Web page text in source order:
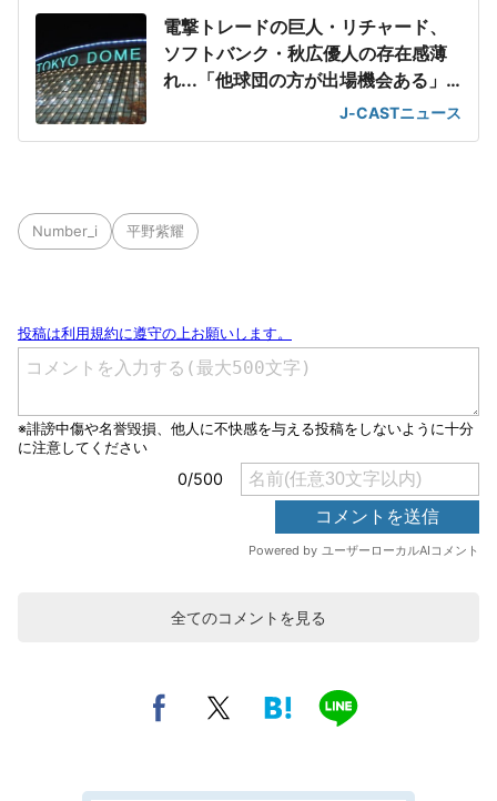
電撃トレードの巨人・リチャード、
ソフトバンク・秋広優人の存在感薄
れ...「他球団の方が出場機会ある」
J-CASTニュース
Number_i 平野紫耀
全てのコメントを見る